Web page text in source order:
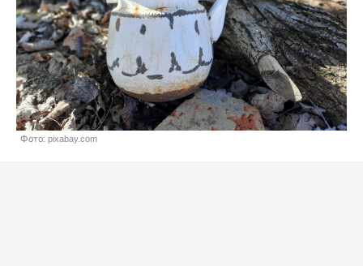
Фото: pixabay.com